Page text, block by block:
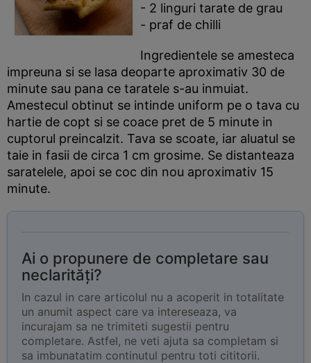
- 2 linguri tarate de grau
- praf de chilli
Ingredientele se amesteca
impreuna si se lasa deoparte aproximativ 30 de
minute sau pana ce taratele s-au inmuiat.
Amestecul obtinut se intinde uniform pe o tava cu
hartie de copt si se coace pret de 5 minute in
cuptorul preincalzit. Tava se scoate, iar aluatul se
taie in fasii de circa 1 cm grosime. Se distanteaza
saratelele, apoi se coc din nou aproximativ 15
minute.
Ai o propunere de completare sau
neclarități?
In cazul in care articolul nu a acoperit in totalitate
un anumit aspect care va intereseaza, va
incurajam sa ne trimiteti sugestii pentru
completare. Astfel, ne veti ajuta sa completam si
sa imbunatatim continutul pentru toti cititorii.